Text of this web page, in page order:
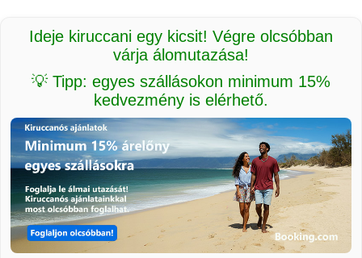
Ideje kiruccani egy kicsit! Végre olcsóbban
várja álomutazása!
💡 Tipp: egyes szállásokon minimum 15%
kedvezmény is elérhető.